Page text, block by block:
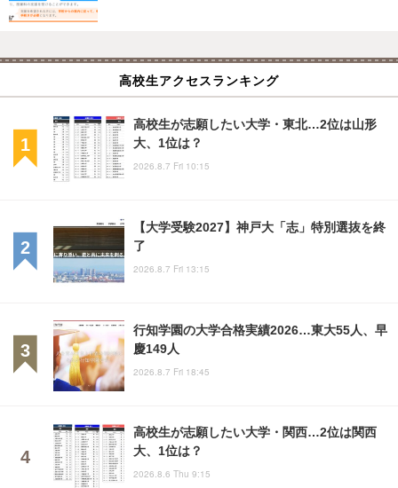
高校生アクセスランキング
高校生が志願したい大学・東北…2位は山形
大、1位は？
2026.8.7 Fri 10:15
【大学受験2027】神戸大「志」特別選抜を終
了
2026.8.7 Fri 13:15
行知学園の大学合格実績2026…東大55人、早
慶149人
2026.8.7 Fri 18:45
高校生が志願したい大学・関西…2位は関西
大、1位は？
2026.8.6 Thu 9:15